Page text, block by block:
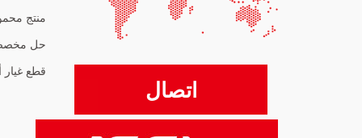
اتصال
منتج
حل
قطع غيار